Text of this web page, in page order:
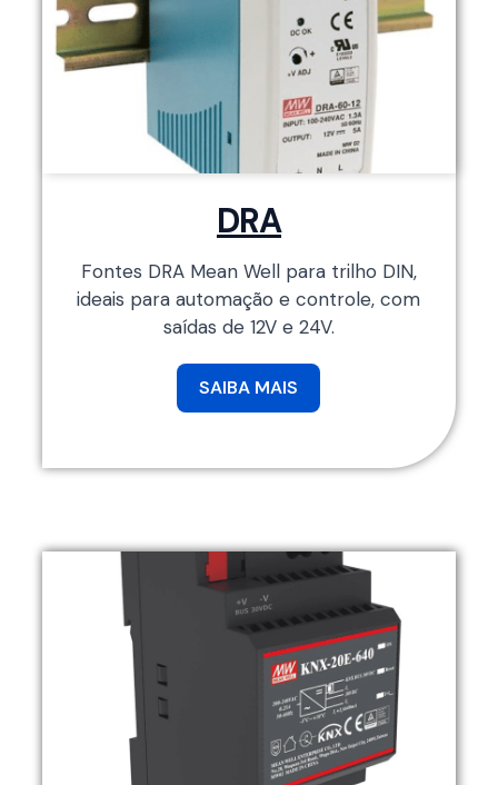
DRA
Fontes DRA Mean Well para trilho DIN,
ideais para automação e controle, com
saídas de 12V e 24V.
SAIBA MAIS